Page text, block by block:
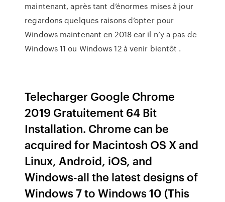
maintenant, après tant d’énormes mises à jour
regardons quelques raisons d’opter pour
Windows maintenant en 2018 car il n’y a pas de
Windows 11 ou Windows 12 à venir bientôt .
Telecharger Google Chrome
2019 Gratuitement 64 Bit
Installation. Chrome can be
acquired for Macintosh OS X and
Linux, Android, iOS, and
Windows-all the latest designs of
Windows 7 to Windows 10 (This